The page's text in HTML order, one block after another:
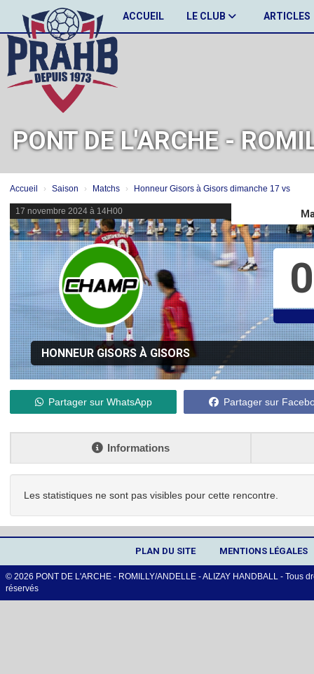
ACCUEIL LE CLUB ARTICLES
PONT DE L'ARCHE -
Accueil Saison Matchs Honneur Gisors à Gisors dimanche 17 vs
17 novembre 2024 à 14H00
HONNEUR GISORS À GISORS
DIMANCHE 17
Partager sur WhatsApp Partager sur
Informations
Les statistiques ne sont pas visibles pour cette rencontre.
PLAN DU SITE MENTIONS LÉGALES
© 2026 PONT DE L'ARCHE - ROMILLY/ANDELLE - ALIZAY HANDBALL - Tous
réservés
Panneau de gestion des cookies